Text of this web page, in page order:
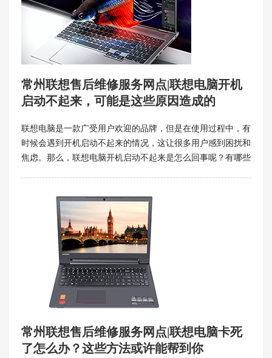
常州联想售后维修服务网点|联想电脑开机
启动不起来，可能是这些原因造成的
联想电脑是一款广受用户欢迎的品牌，但是在使用过程中，有
时候会遇到开机启动不起来的情况，这让很多用户感到困扰和
焦虑。那么，联想电脑开机启动不起来是怎么回事呢？有哪些
正常使用。
常州联想售后维修服务网点|联想电脑卡死
了怎么办？这些方法或许能帮到你